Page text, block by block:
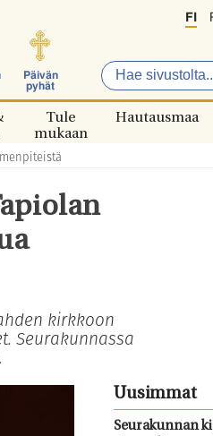
Päivän
pyhät
FI
Tule
mukaan
Hautausmaa
kirkkoon
Seurakunnassa
Uusimmat
Seurakunnan